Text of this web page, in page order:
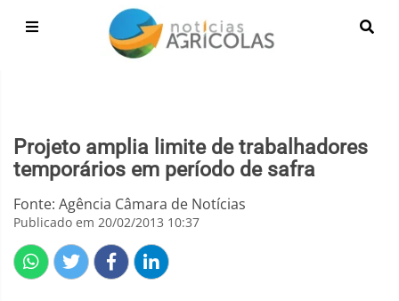
Projeto amplia limite de trabalhadores
temporários em período de safra
Fonte: Agência Câmara de Notícias
Publicado em 20/02/2013 10:37